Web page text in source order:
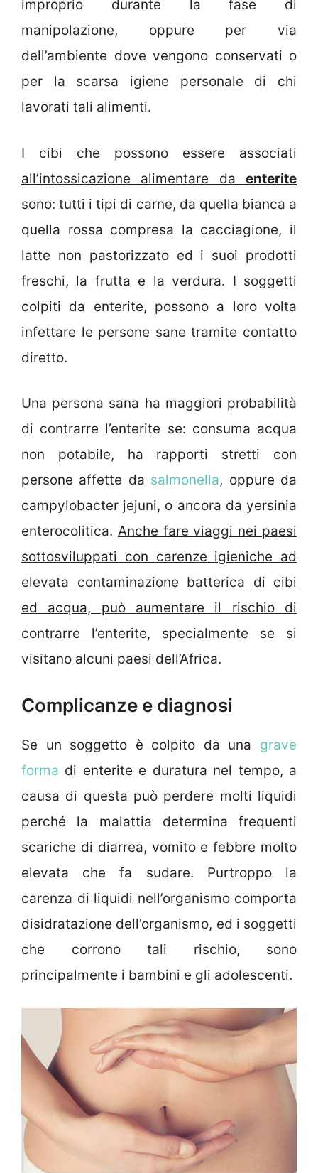
improprio durante la fase di
manipolazione, oppure per via
dell’ambiente dove vengono conservati o
per la scarsa igiene personale di chi
lavorati tali alimenti.
I cibi che possono essere associati
all’intossicazione alimentare da enterite
sono: tutti i tipi di carne, da quella bianca a
quella rossa compresa la cacciagione, il
latte non pastorizzato ed i suoi prodotti
freschi, la frutta e la verdura. I soggetti
colpiti da enterite, possono a loro volta
infettare le persone sane tramite contatto
diretto.
Una persona sana ha maggiori probabilità
di contrarre l’enterite se: consuma acqua
non potabile, ha rapporti stretti con
persone affette da salmonella, oppure da
campylobacter jejuni, o ancora da yersinia
enterocolitica. Anche fare viaggi nei paesi
sottosviluppati con carenze igieniche ad
elevata contaminazione batterica di cibi
ed acqua, può aumentare il rischio di
contrarre l’enterite, specialmente se si
visitano alcuni paesi dell’Africa.
Complicanze e diagnosi
Se un soggetto è colpito da una grave
forma di enterite e duratura nel tempo, a
causa di questa può perdere molti liquidi
perché la malattia determina frequenti
scariche di diarrea, vomito e febbre molto
elevata che fa sudare. Purtroppo la
carenza di liquidi nell’organismo comporta
disidratazione dell’organismo, ed i soggetti
che corrono tali rischio, sono
principalmente i bambini e gli adolescenti.